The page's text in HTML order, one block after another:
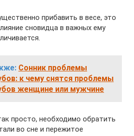
прибавить в весе, это
сновидца в важных ему
Сонник проблемы
к чему снятся проблемы
женщине или мужчине
просто, необходимо обратить
во сне и пережитое